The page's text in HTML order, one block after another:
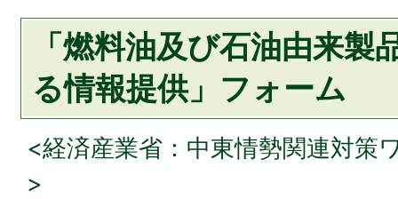
「燃料油及び石油由来製
る情報提供」フォーム
<経済産業省：中東情勢関連対策
>